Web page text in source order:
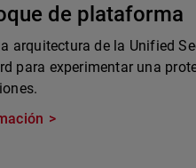
de plataforma
arquitectura de la Unified
para experimentar una